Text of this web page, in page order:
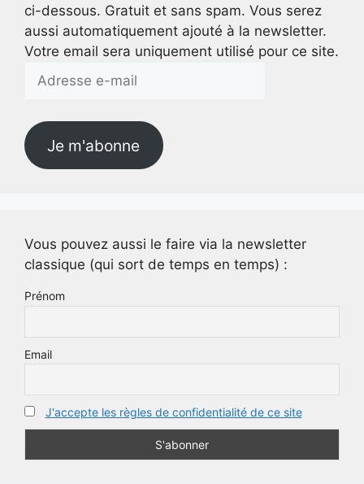
ci-dessous. Gratuit et sans spam. Vous serez
aussi automatiquement ajouté à la newsletter.
Votre email sera uniquement utilisé pour ce site.
Adresse
Je m'abonne
Vous pouvez aussi le faire via la newsletter
classique (qui sort de temps en temps) :
Prénom
Email
J'accepte les règles de confidentialité de ce site